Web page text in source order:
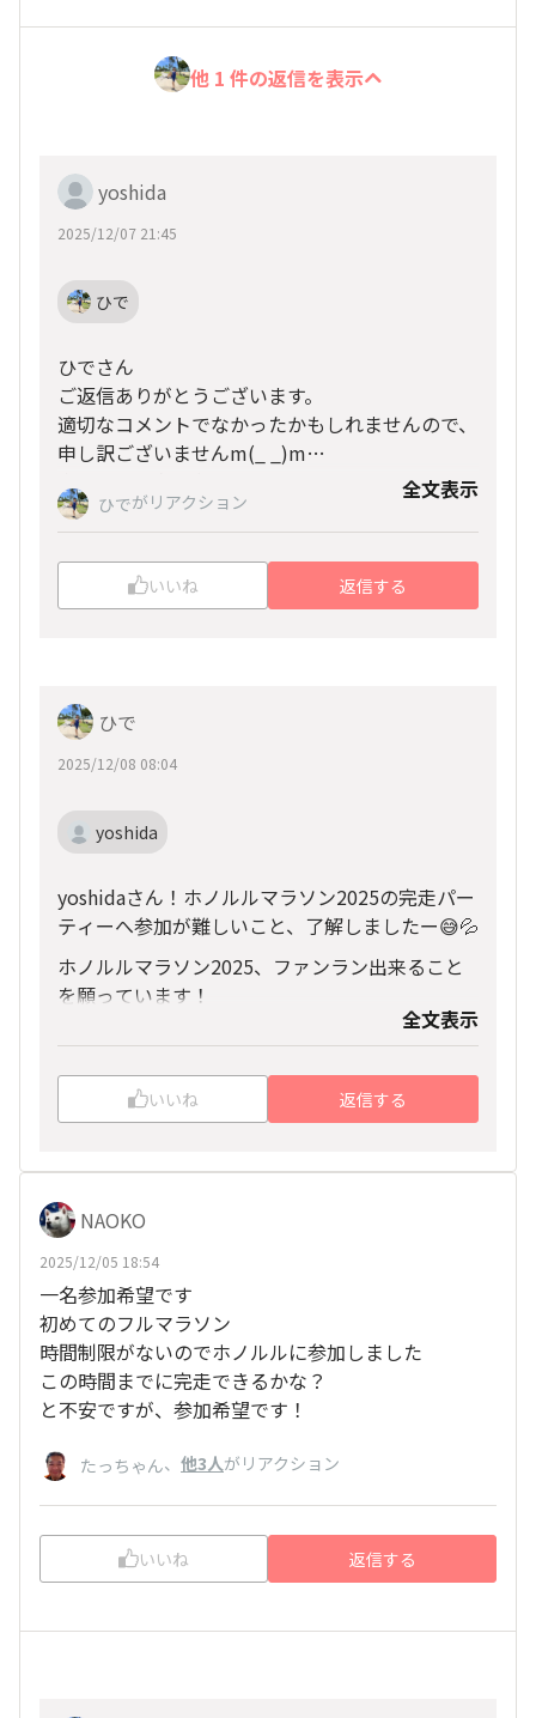
他 1 件の返信を表示
yoshida
2025/12/07 21:45
ひで
ひでさん
ご返信ありがとうございます。
適切なコメントでなかったかもしれませんので、
申し訳ございませんm(_ _)m
当日15時の便で帰国しますので、こちらのイベ
ントには参加できません。
前乗りで、構ってくれる方がいれば予定がないの
でご一緒できればと思っておりました！
ひでがリアクション 全文表示
いいね 返信する
ひで
2025/12/08 08:04
yoshida
yoshidaさん！ホノルルマラソン2025の完走パー
ティーへ参加が難しいこと、了解しましたー😅💦
ホノルルマラソン2025、ファンラン出来ること
を願っています！
全文表示
いいね 返信する
NAOKO
2025/12/05 18:54
一名参加希望です
初めてのフルマラソン
時間制限がないのでホノルルに参加しました
この時間までに完走できるかな？
と不安ですが、参加希望です！
たっちゃん、 他3人がリアクション
いいね 返信する